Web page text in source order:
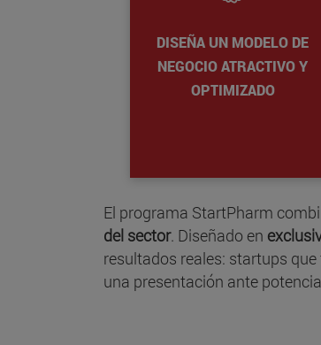
DISEÑA UN MODELO DE
NEGOCIO ATRACTIVO Y
OPTIMIZADO
El programa StartPharm
del sector. Diseñado en
resultados reales: startups
una presentación ante